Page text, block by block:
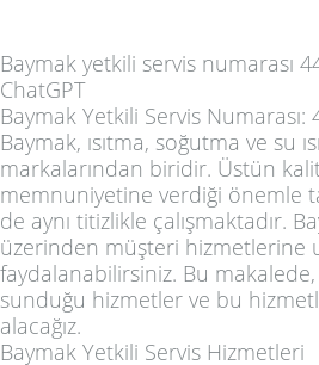
Baymak yetkili servis numarası
ChatGPT
Baymak Yetkili Servis Numarası:
Baymak, ısıtma, soğutma ve su
markalarından biridir. Üstün
memnuniyetine verdiği önemle
de aynı titizlikle çalışmaktadır.
üzerinden müşteri hizmetlerine
faydalanabilirsiniz. Bu
sunduğu hizmetler ve bu
alacağız.
Baymak Yetkili Servis Hizmetleri